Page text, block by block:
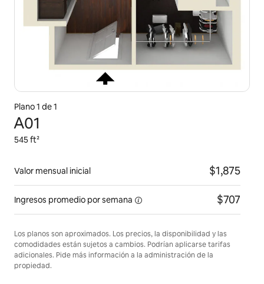
Plano 1 de 1
A01
545 ft²
Valor mensual inicial $1,875
Ingresos promedio por semana $707
Los planos son aproximados. Los precios, la disponibilidad y las
comodidades están sujetos a cambios. Podrían aplicarse tarifas
adicionales. Pide más información a la administración de la
propiedad.